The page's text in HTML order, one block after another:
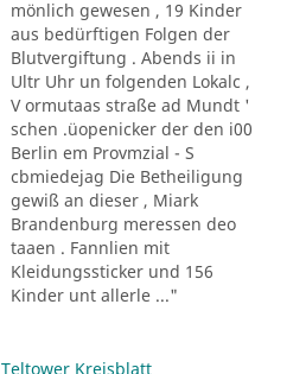
mönlich gewesen , 19 Kinder
aus bedürftigen Folgen der
Blutvergiftung . Abends ii in
Ultr Uhr un folgenden Lokalc ,
V ormutaas straße ad Mundt '
schen .üopenicker der den i00
Berlin em Provmzial - S
cbmiedejag Die Betheiligung
gewiß an dieser , Miark
Brandenburg meressen deo
taaen . Fannlien mit
Kleidungssticker und 156
Kinder unt allerle ..."
Teltower Kreisblatt